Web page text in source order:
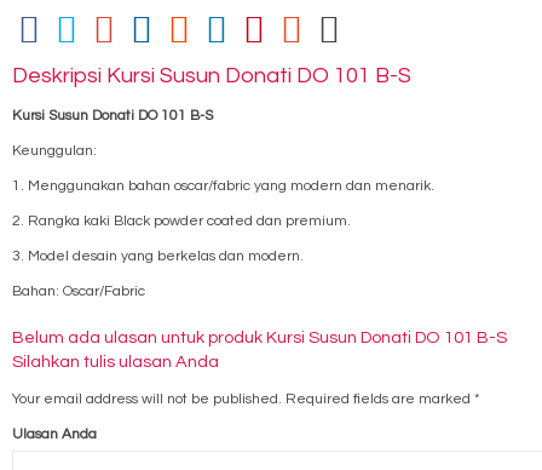
Deskripsi Kursi Susun Donati DO 101 B-S
Kursi Susun Donati DO 101 B-S
Keunggulan:
1. Menggunakan bahan oscar/fabric yang modern dan menarik.
2. Rangka kaki Black powder coated dan premium.
3. Model desain yang berkelas dan modern.
Bahan: Oscar/Fabric
Belum ada ulasan untuk produk Kursi Susun Donati DO 101 B-S
Silahkan tulis ulasan Anda
Your email address will not be published. Required fields are marked *
Ulasan Anda